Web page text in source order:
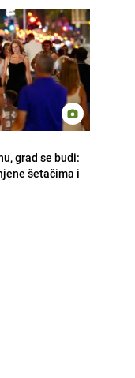
grad se budi:
šetačima i